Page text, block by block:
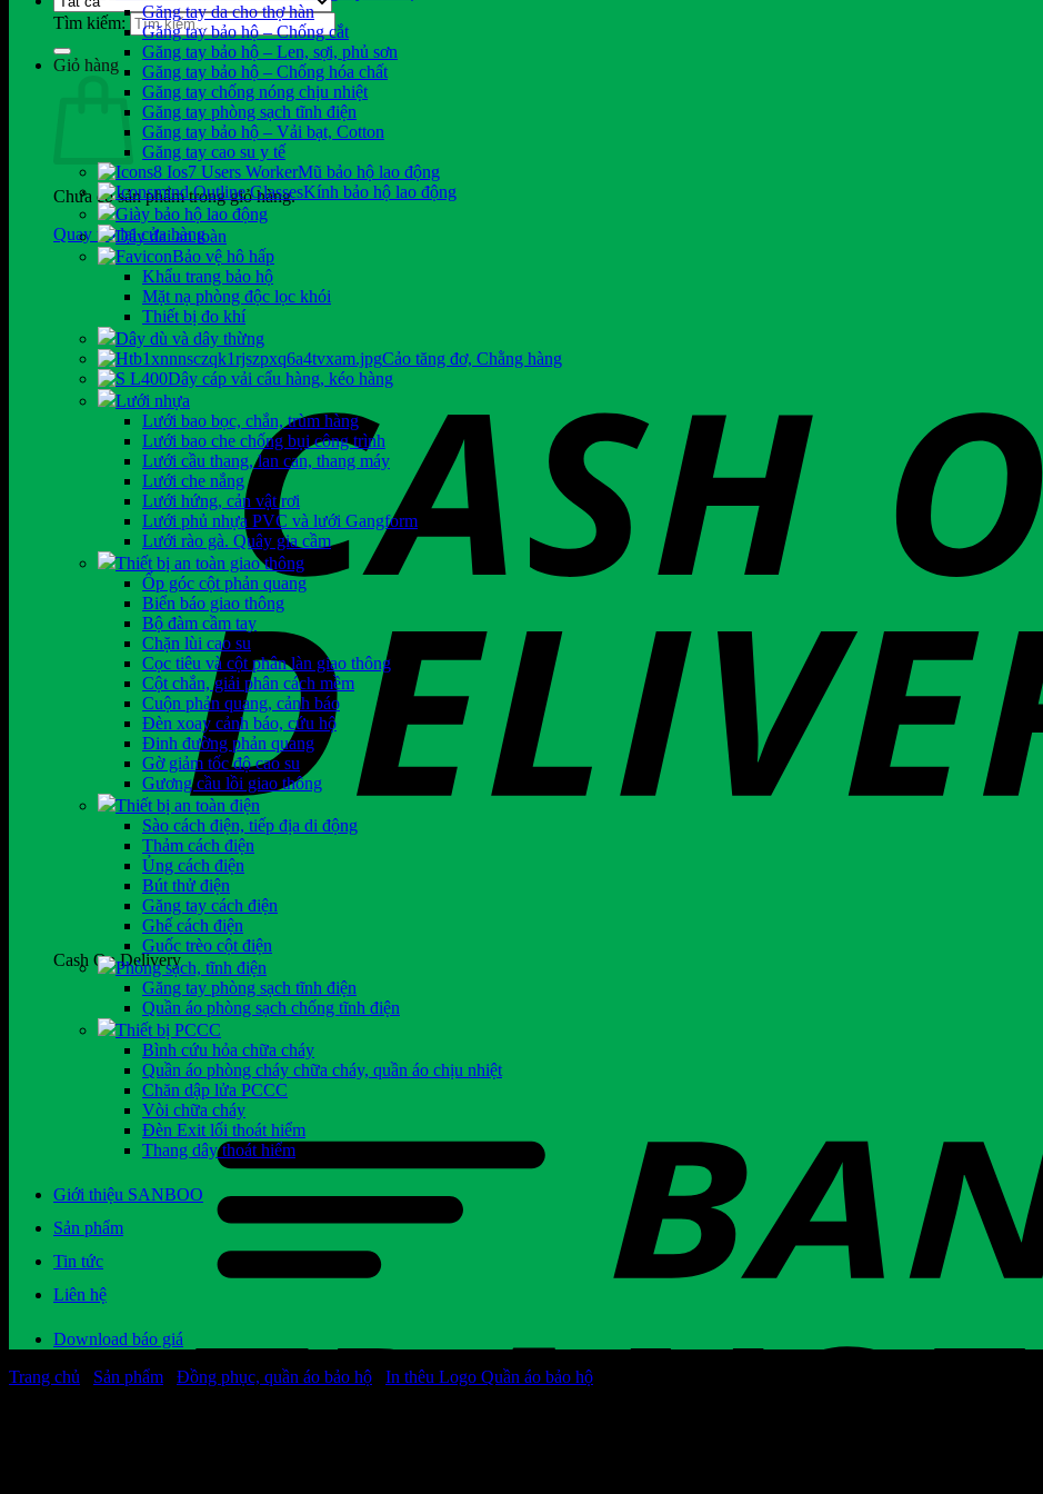
Tìm kiếm:
Giỏ hàng
Chưa có sản phẩm trong giỏ hàng.
Quay trở lại cửa hàng
Cash On Delivery
Găng tay da cho thợ hàn
Găng tay bảo hộ – Chống cắt
Găng tay bảo hộ – Len, sợi, phủ sơn
Găng tay bảo hộ – Chống hóa chất
Găng tay chống nóng chịu nhiệt
Găng tay phòng sạch tĩnh điện
Găng tay bảo hộ – Vải bạt, Cotton
Găng tay cao su y tế
Mũ bảo hộ lao động
Kính bảo hộ lao động
Giày bảo hộ lao động
Dây đai an toàn
Bảo vệ hô hấp
Khẩu trang bảo hộ
Mặt nạ phòng độc lọc khói
Thiết bị đo khí
Dây dù và dây thừng
Cảo tăng đơ, Chằng hàng
Dây cáp vải cẩu hàng, kéo hàng
Lưới nhựa
Lưới bao bọc, chắn, trùm hàng
Lưới bao che chống bụi công trình
Lưới cầu thang, lan can, thang máy
Lưới che nắng
Lưới hứng, cản vật rơi
Lưới phủ nhựa PVC và lưới Gangform
Lưới rào gà. Quây gia cầm
Thiết bị an toàn giao thông
Ốp góc cột phản quang
Biển báo giao thông
Bộ đàm cầm tay
Chặn lùi cao su
Cọc tiêu và cột phân làn giao thông
Cột chắn, giải phân cách mềm
Cuộn phản quang, cảnh báo
Đèn xoay cảnh báo, cứu hộ
Đinh đường phản quang
Gờ giảm tốc độ cao su
Gương cầu lồi giao thông
Thiết bị an toàn điện
Sào cách điện, tiếp địa di động
Thảm cách điện
Ủng cách điện
Bút thử điện
Găng tay cách điện
Ghế cách điện
Guốc trèo cột điện
Phòng sạch, tĩnh điện
Găng tay phòng sạch tĩnh điện
Quần áo phòng sạch chống tĩnh điện
Thiết bị PCCC
Bình cứu hỏa chữa cháy
Quần áo phòng cháy chữa cháy, quần áo chịu nhiệt
Chăn dập lửa PCCC
Vòi chữa cháy
Đèn Exit lối thoát hiểm
Thang dây thoát hiểm
Giới thiệu SANBOO
Sản phẩm
Tin tức
Liên hệ
Download báo giá
Trang chủ
Sản phẩm Đồng phục, quần áo bảo hộ In thêu Logo Quần áo bảo hộ